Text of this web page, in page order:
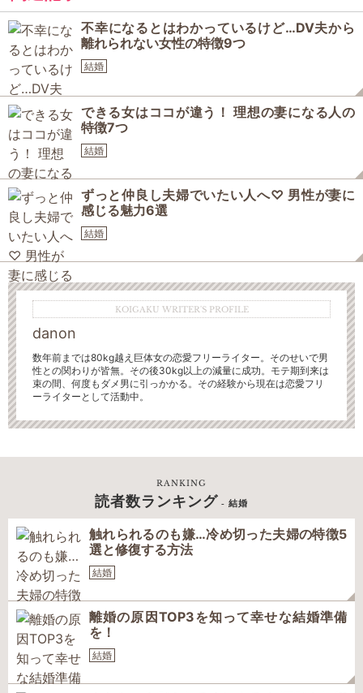
不幸になるとはわかっているけど…DV夫から
離れられない女性の特徴9つ
結婚
できる女はココが違う！ 理想の妻になる人の
特徴7つ
結婚
ずっと仲良し夫婦でいたい人へ♡ 男性が妻に
感じる魅力6選
結婚
KOIGAKU WRITER'S PROFILE
danon
数年前までは80kg越え巨体女の恋愛フリーライター。そのせいで男
性との関わりが皆無。 その後30kg以上の減量に成功。モテ期到来は
束の間、何度もダメ男に引っかかる。その経験から現在は恋愛フリ
ーライターとして活動中。
RANKING
読者数ランキング - 結婚
触れられるのも嫌…冷め切った夫婦の特徴5
選と修復する方法
結婚
離婚の原因TOP3を知って幸せな結婚準備
を！
結婚